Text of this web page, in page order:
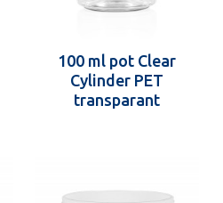
100 ml pot Clear
Cylinder PET
transparant